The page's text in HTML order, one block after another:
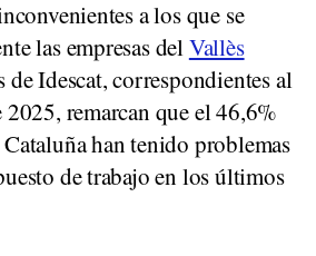
a los que se
las empresas delVallès
de Idescat, correspondientes al
remarcan que el 46,6%
Cataluña han tenido problemas
de trabajo en los últimos